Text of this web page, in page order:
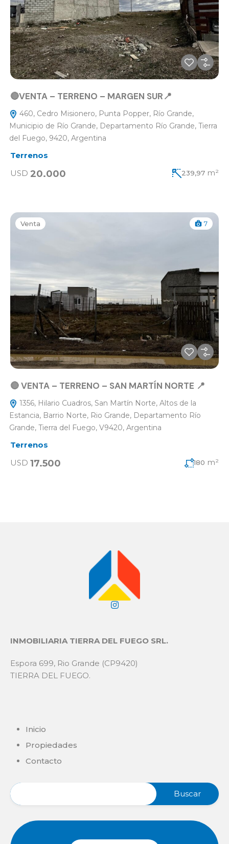
🔴VENTA – TERRENO – MARGEN SUR📍
460, Cedro Misionero, Punta Popper, Río Grande,
Municipio de Río Grande, Departamento Río Grande, Tierra
del Fuego, 9420, Argentina
Terrenos
USD 20.000 239,97 m²
Venta 7
🔴 VENTA – TERRENO – SAN MARTÍN NORTE 📍
1356, Hilario Cuadros, San Martín Norte, Altos de la
Estancia, Barrio Norte, Rio Grande, Departamento Río
Grande, Tierra del Fuego, V9420, Argentina
Terrenos
USD 17.500 180 m²
INMOBILIARIA TIERRA DEL FUEGO SRL.
Espora 699, Rio Grande (CP9420)
TIERRA DEL FUEGO.
Inicio
Propiedades
Contacto